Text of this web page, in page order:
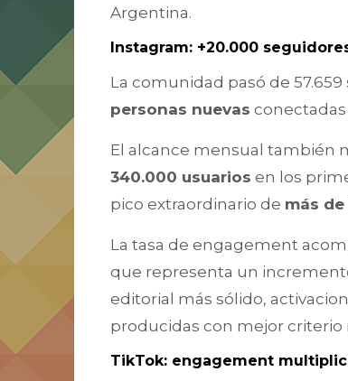
Argentina.
Instagram: +20.000
La comunidad pasó de
personas nuevas
El alcance mensual también
340.000 usuarios en los
pico extraordinario de más
La tasa de engagement
que representa un
editorial más sólido,
producidas con mejor criterio
TikTok: engagement